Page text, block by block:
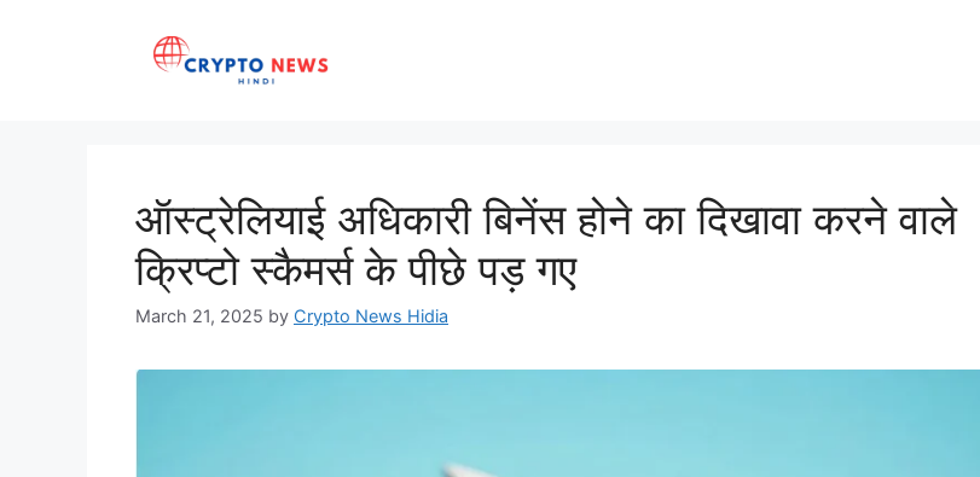
ऑस्ट्रेलियाई अधिकारी बिनेंस होने का दिखावा करने वाले
क्रिप्टो स्कैमर्स के पीछे पड़ गए
March 21, 2025 by Crypto News Hidia